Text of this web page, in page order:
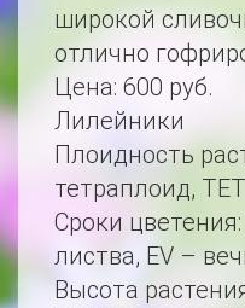
широкой
отлично
Цена: 600 руб.
Лилейники
Плоидность
тетраплоид,
Сроки цветения:
листва, EV –
Высота